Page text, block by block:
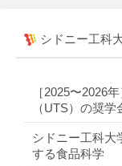
シドニー工科
［2025〜2026
（UTS）の奨学
シドニー工科大
する食品科学